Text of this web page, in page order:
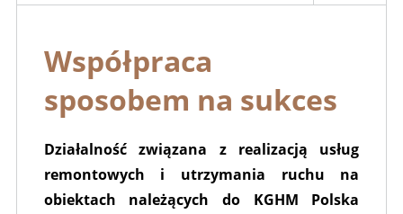
Współpraca
sposobem na sukces
Działalność związana z realizacją usług
remontowych i utrzymania ruchu na
obiektach należących do KGHM Polska